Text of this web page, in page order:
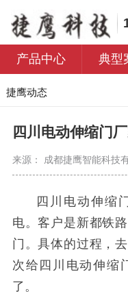
产品中心 典型
捷鹰动态
四川电动伸缩门
来源： 成都捷鹰智能科技
四川电动伸缩
电。客户是新都铁
门。具体的过程，
次给四川电动伸缩
了。